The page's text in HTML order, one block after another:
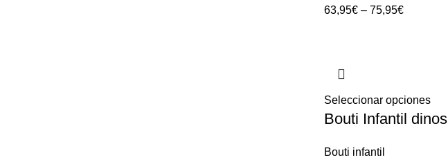
63,95€– 75,95€
Seleccionar opciones
Bouti Infantil dinos
Bouti infantil